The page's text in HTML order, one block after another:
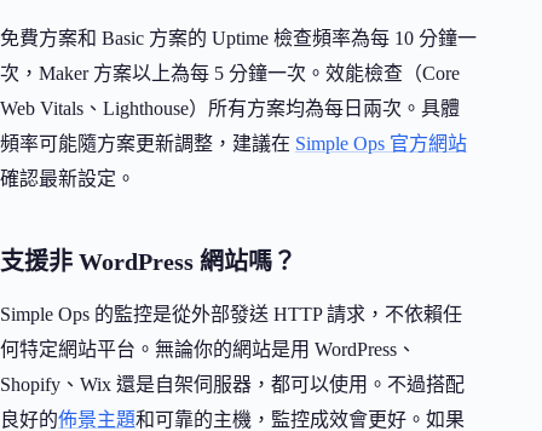
免費方案和 Basic 方案的 Uptime 檢查頻率為每 10 分鐘一
次，Maker 方案以上為每 5 分鐘一次。效能檢查（Core
Web Vitals、Lighthouse）所有方案均為每日兩次。具體
頻率可能隨方案更新調整，建議在 Simple Ops 官方網站
確認最新設定。
支援非 WordPress 網站嗎？
Simple Ops 的監控是從外部發送 HTTP 請求，不依賴任
何特定網站平台。無論你的網站是用 WordPress、
Shopify、Wix 還是自架伺服器，都可以使用。不過搭配
良好的佈景主題和可靠的主機，監控成效會更好。如果